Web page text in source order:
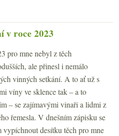
v roce 2023
pro mne nebyl z těch
ale přinesl i nemálo
vinných setkání. A to ať už s
víny ve sklence tak – a to
– se zajímavými vinaři a lidmi z
řemesla. V dnešním zápisku se
vypíchnout desítku těch pro mne